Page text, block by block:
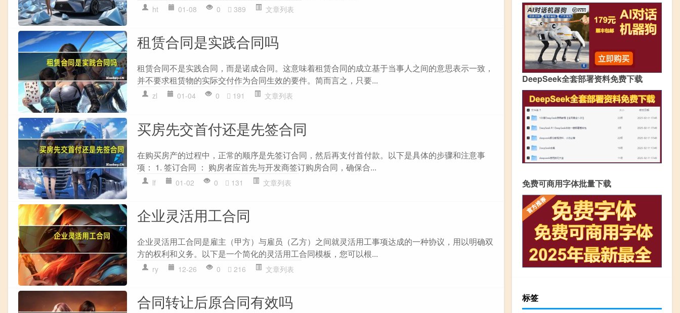
ht 01-08 0 389 文章列表
租赁合同是实践合同吗
租赁合同不是实践合同，而是诺成合同。这意味着租赁合同的成立基于当事人之间的意思表示一致，
并不要求租赁物的实际交付作为合同生效的要件。简而言之，只要...
zl 01-04 0 191 文章列表
买房先交首付还是先签合同
在购买房产的过程中，正常的顺序是先签订合同，然后再支付首付款。以下是具体的步骤和注意事
项： 1. 签订合同 ： 购房者应首先与开发商签订购房合同，确保合...
lf 01-02 0 131 文章列表
企业灵活用工合同
企业灵活用工合同是雇主（甲方）与雇员（乙方）之间就灵活用工事项达成的一种协议，用以明确双
方的权利和义务。以下是一个简化的灵活用工合同模板，您可以根...
ry 12-26 0 216 文章列表
合同转让后原合同有效吗
DeepSeek全套部署资料免费下载
免费可商用字体批量下载
标签